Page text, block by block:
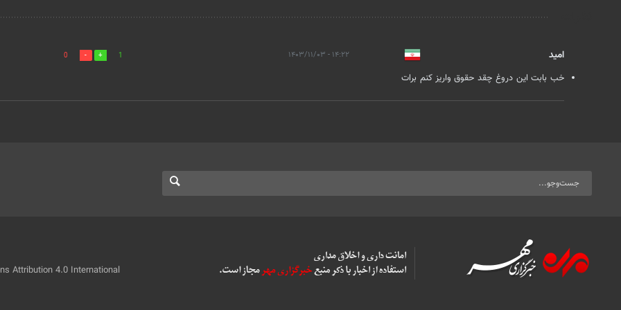
امید ۱۴:۲۲ - ۱۴۰۳/۱۱/۰۳ 1
0
خب بابت این دروغ چقد حقوق واریز کنم برات
Attribution 4.0 International